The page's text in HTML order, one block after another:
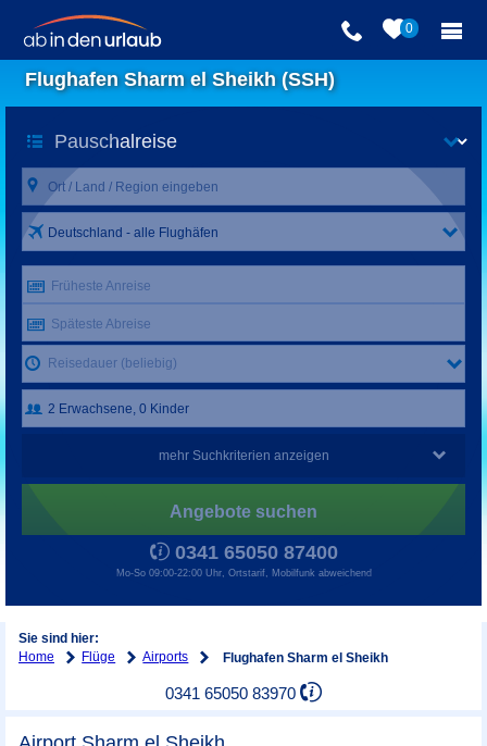
0
Flughafen Sharm el Sheikh (SSH)
Deutschland - alle Flughäfen
Früheste Anreise
Späteste Abreise
Reisedauer (beliebig)
mehr Suchkriterien anzeigen
Angebote suchen
0341 65050 87400
Mo-So 09:00-22:00 Uhr, Ortstarif, Mobilfunk abweichend
Sie sind hier:
Home
Flüge Airports Flughafen Sharm el Sheikh
0341 65050 83970